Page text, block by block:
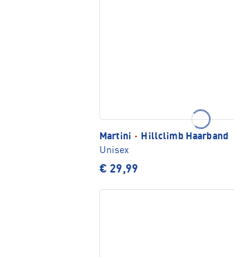
Martini ·
Hillclimb Haarband
Unisex
€ 29,99